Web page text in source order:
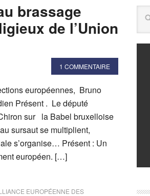
brassage
de l’Union
1 COMMENTAIRE
européennes, Bruno
Présent . Le député
sur la Babel bruxelloise
sursaut se multiplient,
s’organise… Présent : Un
européen. […]
EUROPÉENNE DES